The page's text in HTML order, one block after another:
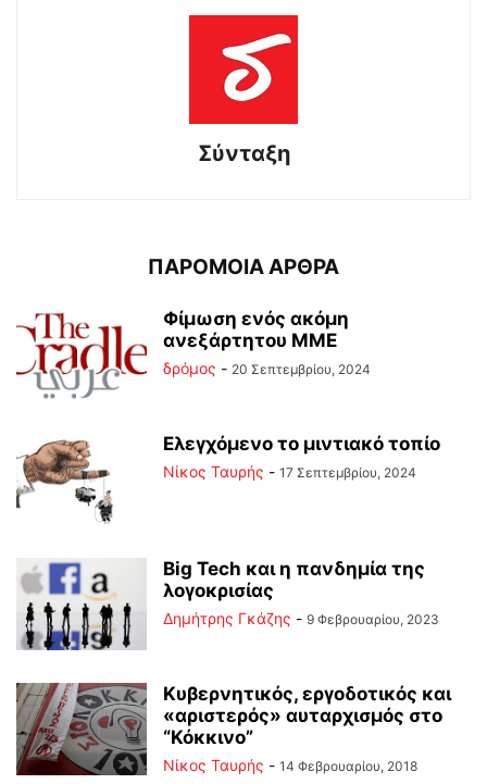
Σύνταξη
ΠΑΡΟΜΟΙΑ ΑΡΘΡΑ
Φίμωση ενός ακόμη
ανεξάρτητου ΜΜΕ
δρόμος - 20 Σεπτεμβρίου, 2024
Ελεγχόμενο το μιντιακό τοπίο
Νίκος Ταυρής - 17 Σεπτεμβρίου, 2024
Big Tech και η πανδημία της
λογοκρισίας
Δημήτρης Γκάζης - 9 Φεβρουαρίου, 2023
Κυβερνητικός, εργοδοτικός και
«αριστερός» αυταρχισμός στο
“Κόκκινο”
Νίκος Ταυρής - 14 Φεβρουαρίου, 2018